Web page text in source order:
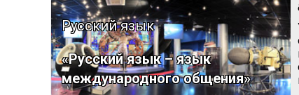
Русский язык
«Русский язык – язык
международного общения»